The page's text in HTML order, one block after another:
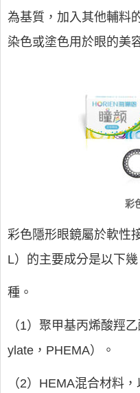
為基質，加入其他輔料
染色或塗色用於眼的美
彩
彩色隱形眼鏡屬於軟性
L）的主要成分是以下幾
種。
（1）聚甲基丙烯酸羥
ylate，PHEMA）。
（2）HEMA混合材料